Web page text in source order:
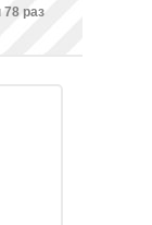
78 раз